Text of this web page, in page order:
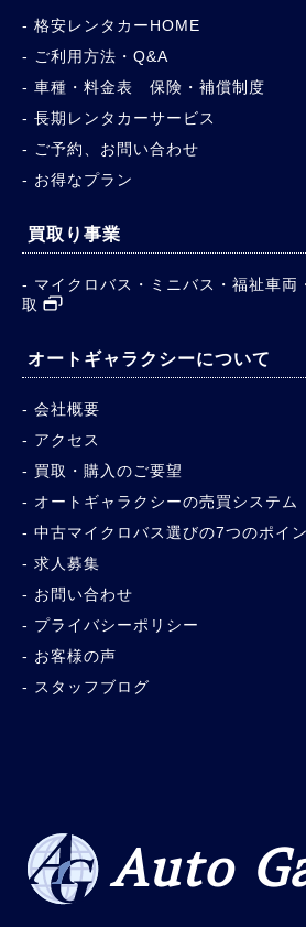
格安レンタカーHOME
ご利用方法・Q&A
車種・料金表 保険・補償制度
長期レンタカーサービス
ご予約、お問い合わせ
お得なプラン
買取り事業
マイクロバス・ミニバス・福祉車両
取
オートギャラクシーについて
会社概要
アクセス
買取・購入のご要望
オートギャラクシーの売買システム
中古マイクロバス選びの7つのポイ
求人募集
お問い合わせ
プライバシーポリシー
お客様の声
スタッフブログ
Auto